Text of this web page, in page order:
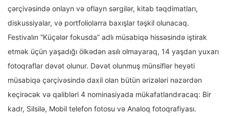
çərçivəsində onlayn və oflayn sərgilər, kitab təqdimatları,
diskussiyalar, və portfoliolarra baxışlar təşkil olunacaq.
Festivalın “Küçələr fokusda” adlı müsabiqə hissəsində iştirak
etmək üçün yaşadığı ölkədən asılı olmayaraq, 14 yaşdan yuxarı
fotoqraflar dəvət olunur. Dəvət olunmuş münsiflər heyəti
müsabiqə çərçivəsində daxil olan bütün ərizələri nəzərdən
keçirəcək və qalibləri 4 nominasiyada mükafatlandıracaq: Bir
kadr, Silsilə, Mobil telefon fotosu və Analoq fotoqrafiyası.